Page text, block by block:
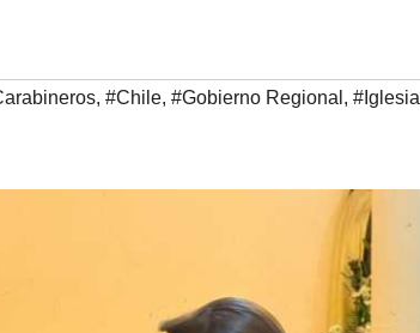
, #Chile, #Gobierno Regional , #Iglesia